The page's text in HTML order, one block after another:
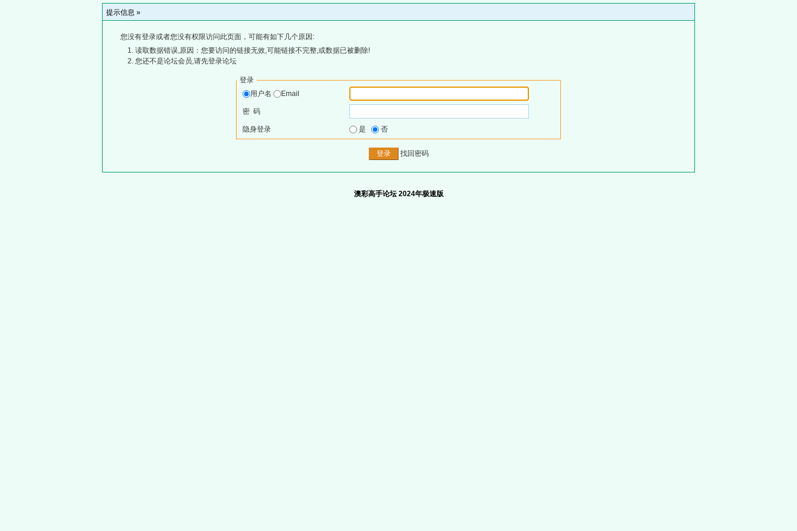
提示信息 »
您没有登录或者您没有权限访问此页面，可能有如下几个原因:
读取数据错误,原因：您要访问的链接无效,可能链接不完整,或数据已被删除!
您还不是论坛会员,请先登录论坛
登录
用户名
Email
密 码
隐身登录 是 否
找回密码
澳彩高手论坛 2024年极速版